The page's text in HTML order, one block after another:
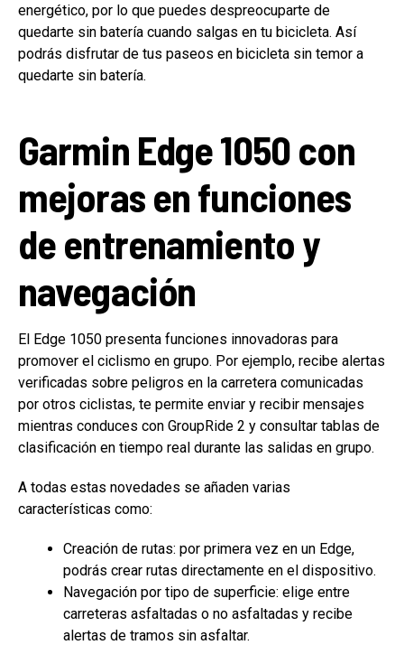
energético, por lo que puedes despreocuparte de
quedarte sin batería cuando salgas en tu bicicleta. Así
podrás disfrutar de tus paseos en bicicleta sin temor a
quedarte sin batería.
Garmin Edge 1050 con
mejoras en funciones
de entrenamiento y
navegación
El Edge 1050 presenta funciones innovadoras para
promover el ciclismo en grupo. Por ejemplo, recibe alertas
verificadas sobre peligros en la carretera comunicadas
por otros ciclistas, te permite enviar y recibir mensajes
mientras conduces con GroupRide 2 y consultar tablas de
clasificación en tiempo real durante las salidas en grupo.
A todas estas novedades se añaden varias
características como:
Creación de rutas: por primera vez en un Edge,
podrás crear rutas directamente en el dispositivo.
Navegación por tipo de superficie: elige entre
carreteras asfaltadas o no asfaltadas y recibe
alertas de tramos sin asfaltar.